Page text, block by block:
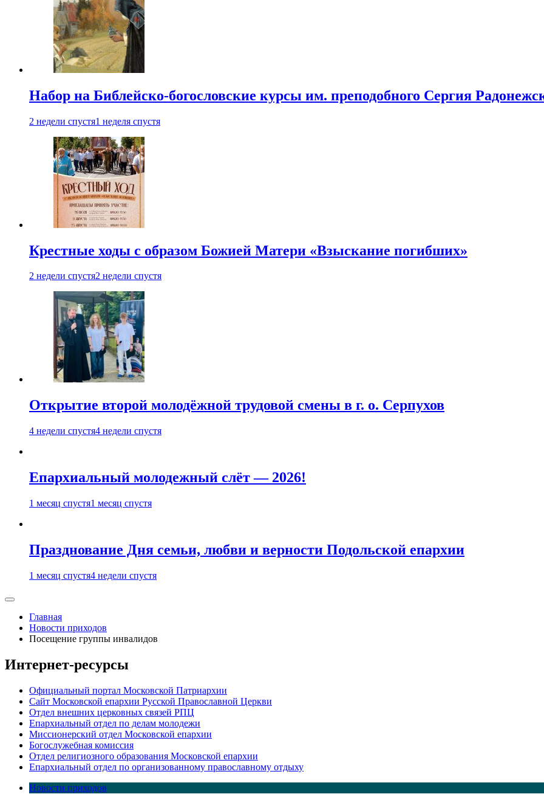
Набор на Библейско-богословские курсы им. преподобного Сергия
2 недели спустя1 неделя спустя
Крестные ходы с образом Божией Матери «Взыскание погибших»
2 недели спустя2 недели спустя
Открытие второй молодёжной трудовой смены в г. о. Серпухов
4 недели спустя4 недели спустя
Епархиальный молодежный слёт — 2026!
1 месяц спустя1 месяц спустя
Празднование Дня семьи, любви и верности Подольской епархии
1 месяц спустя4 недели спустя
Главная
Новости приходов
Посещение группы инвалидов
Интернет-ресурсы
Официальный портал Московской Патриархии
Сайт Московской епархии Русской Православной Церкви
Отдел внешних церковных связей РПЦ
Епархиальный отдел по делам молодежи
Миссионерский отдел Московской епархии
Богослужебная комиссия
Отдел религиозного образования Московской епархии
Епархиальный отдел по организованному православному отдыху
Новости приходов